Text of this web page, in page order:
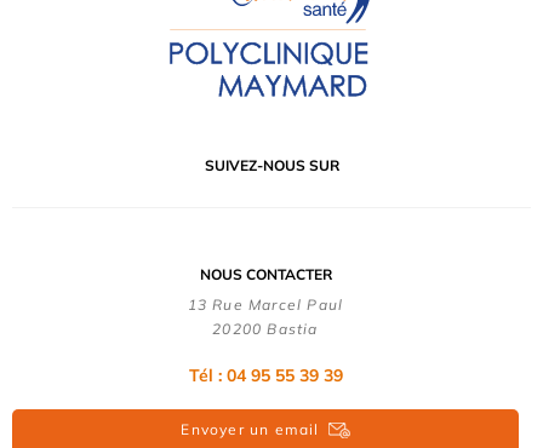
SUIVEZ-NOUS SUR
NOUS CONTACTER
13 Rue Marcel Paul
20200 Bastia
Tél : 04 95 55 39 39
Envoyer un email